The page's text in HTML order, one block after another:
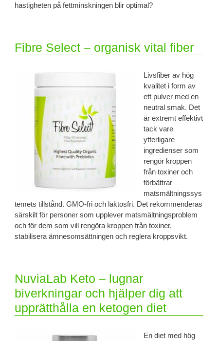
hastigheten på fettminskningen blir optimal?
Fibre Select – organisk vital fiber
Livsfiber av hög
kvalitet i form av
ett pulver med en
neutral smak. Det
är extremt effektivt
tack vare
ytterligare
ingredienser som
rengör kroppen
från toxiner och
förbättrar
matsmältningssys
temets tillstånd. GMO-fri och laktosfri. Det rekommenderas
särskilt för personer som upplever matsmältningsproblem
och för dem som vill rengöra kroppen från toxiner,
stabilisera ämnesomsättningen och reglera kroppsvikt.
NuviaLab Keto – lugnar
biverkningar och hjälper dig att
upprätthålla en ketogen diet
En diet med hög